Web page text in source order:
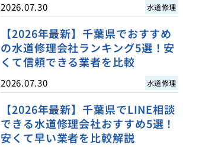
2026.07.30 水道修理
【2026年最新】千葉県でおすすめ
の水道修理会社ランキング5選！安
くて信頼できる業者を比較
2026.07.30 水道修理
【2026年最新】千葉県でLINE相談
できる水道修理会社おすすめ5選！
安くて早い業者を比較解説